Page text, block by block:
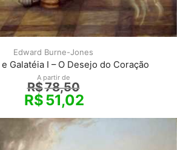
Edward Burne-Jones
Galatéia I – O Desejo do Coração
A partir de
R$78,50
R$51,02